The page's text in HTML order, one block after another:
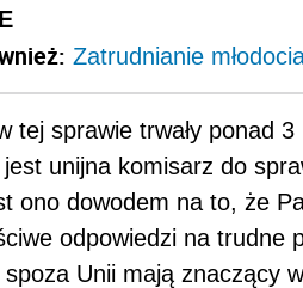
Zatrudnianie
tej sprawie trwały ponad
unijna komisarz do
ono dowodem na to, że
odpowiedzi na trudne
spoza Unii mają znaczący